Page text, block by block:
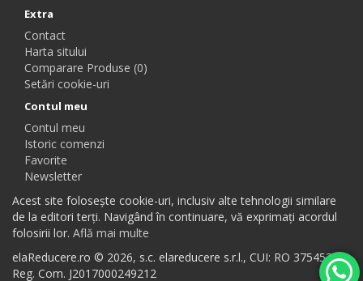
Extra
Contact
Harta sitului
Comparare Produse (0)
Setări cookie-uri
Contul meu
Contul meu
Istoric comenzi
Favorite
Newsletter
Acest site folosește cookie-uri, inclusiv alte tehnologii similare
de la editori terți. Navigând în continuare, vă exprimați acordul
folosirii lor. Află mai multe
elaReducere.ro © 2026, s.c. elareducere s.r.l., CUI: RO 37545384,
Reg. Com. J2017000249212